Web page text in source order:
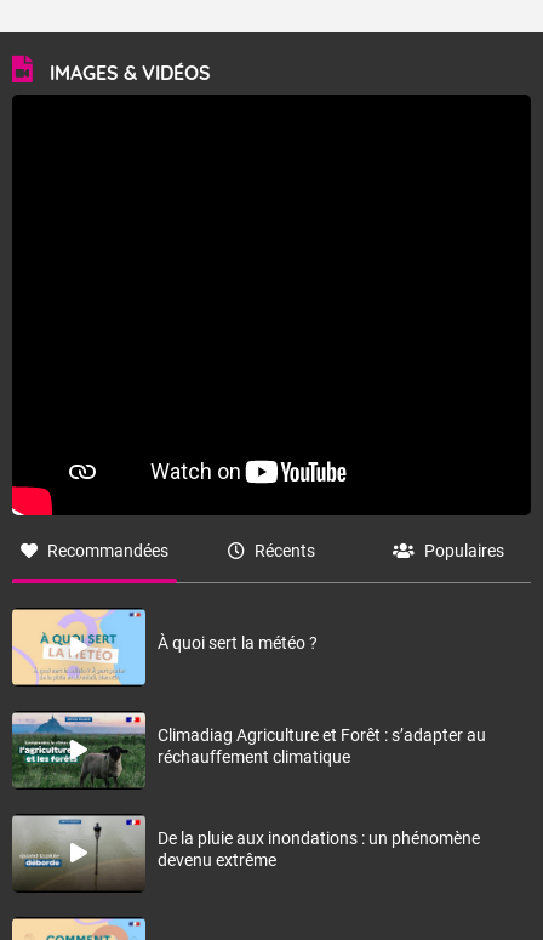
IMAGES & VIDÉOS
Recommandées Récents Populaires
À quoi sert la météo ?
Climadiag Agriculture et Forêt : s’adapter au
réchauffement climatique
De la pluie aux inondations : un phénomène
devenu extrême